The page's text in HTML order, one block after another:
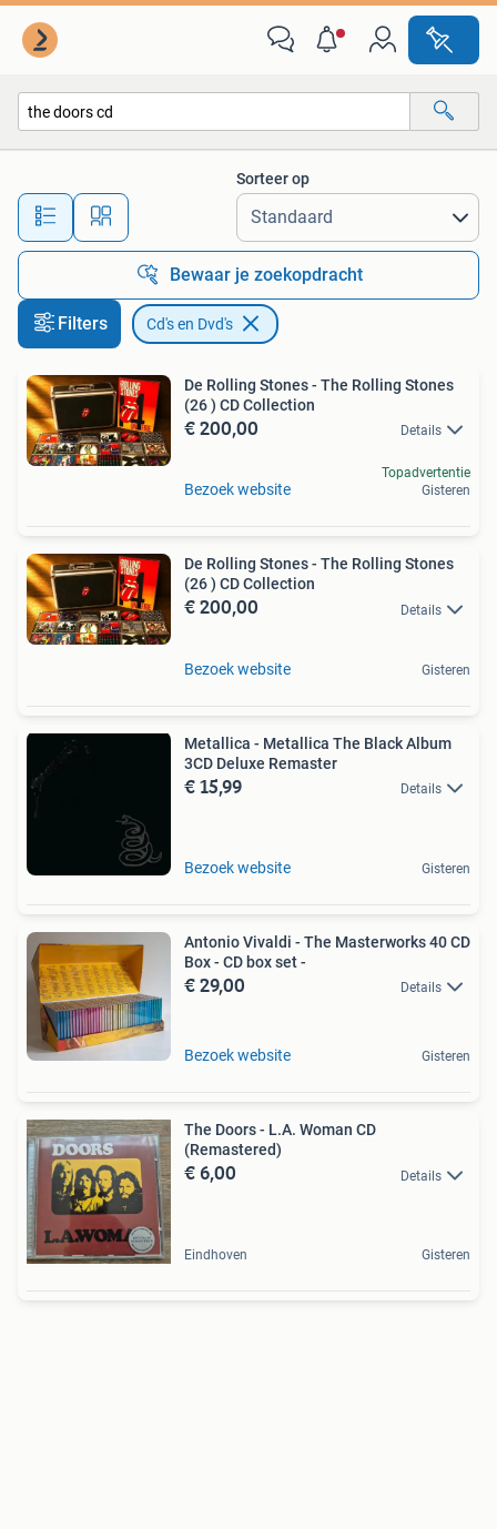
Alle afstanden…
Sorteer op
Bewaar je zoekopdracht
Filters Cd's en Dvd's
De Rolling Stones - The Rolling Stones
(26 ) CD Collection
€ 200,00 Details
Bezoek website
Topadvertentie
Gisteren
De Rolling Stones - The Rolling Stones
(26 ) CD Collection
€ 200,00 Details
Bezoek website Gisteren
Metallica - Metallica The Black Album
3CD Deluxe Remaster
€ 15,99 Details
Bezoek website Gisteren
Antonio Vivaldi - The Masterworks 40 CD
Box - CD box set -
€ 29,00 Details
Bezoek website Gisteren
The Doors - L.A. Woman CD
(Remastered)
€ 6,00 Details
Eindhoven Gisteren